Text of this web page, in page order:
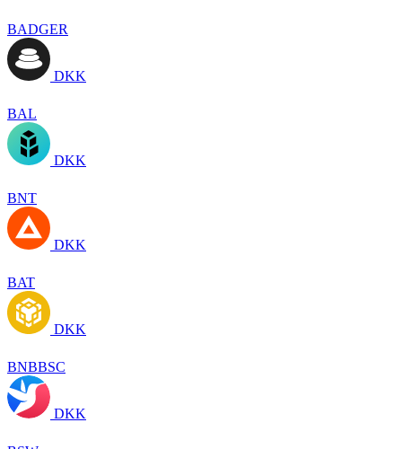
BADGER
DKK
BAL
DKK
BNT
DKK
BAT
DKK
BNBBSC
DKK